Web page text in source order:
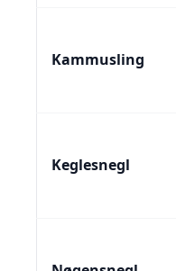
Kammusling
Keglesnegl